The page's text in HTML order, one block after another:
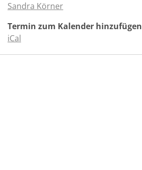
Sandra Körner
Termin zum Kalender hinzufügen
iCal